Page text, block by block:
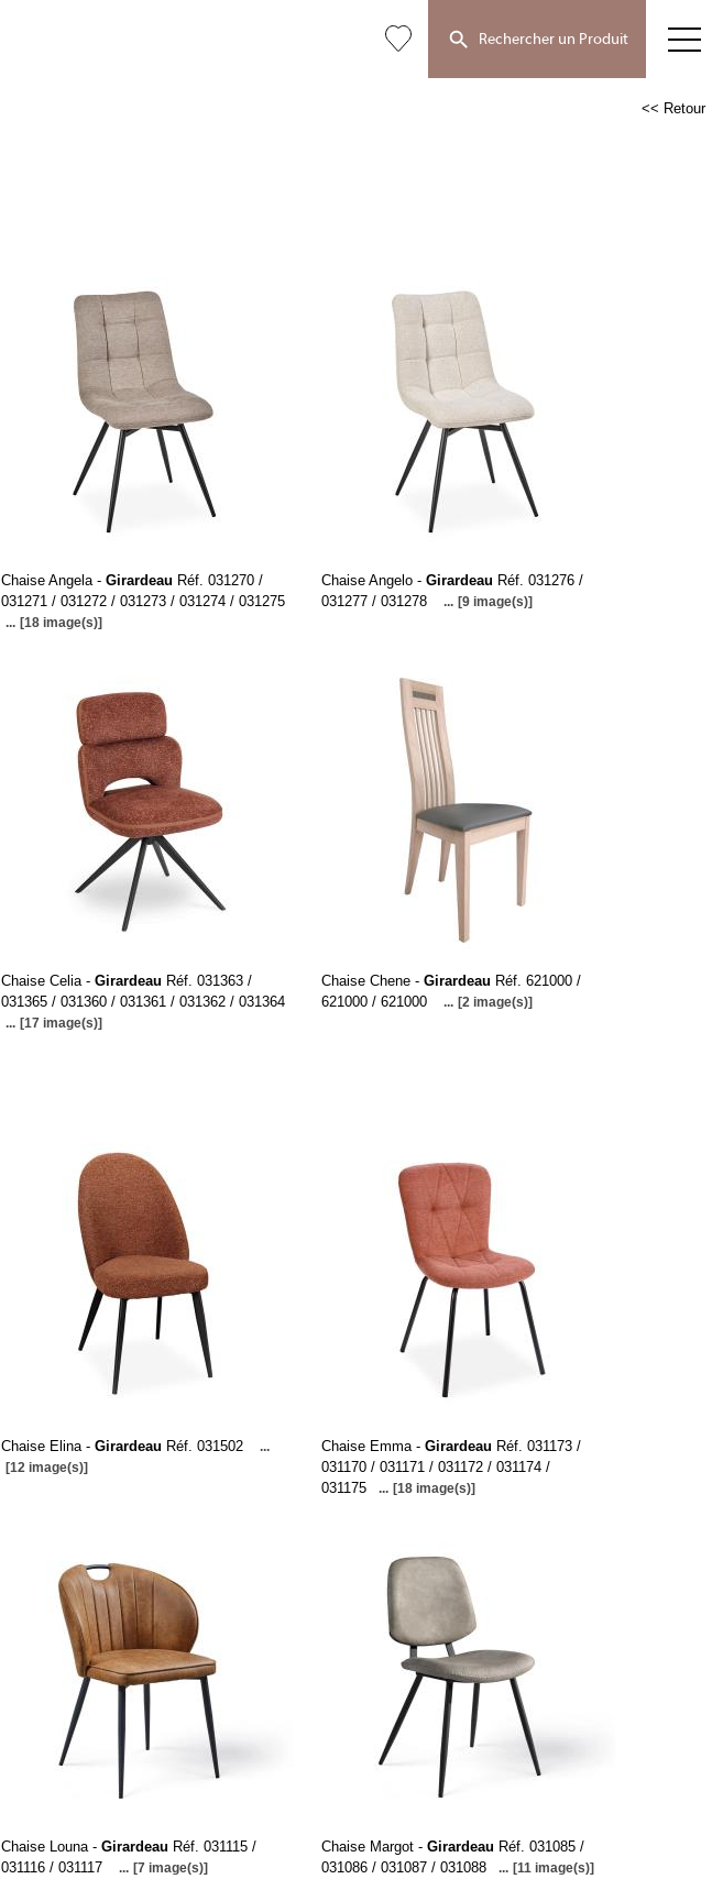
Rechercher un Produit
<< Retour
Chaise Angela - Girardeau Réf. 031270 /
031271 / 031272 / 031273 / 031274 / 031275
... [18 image(s)]
Chaise Angelo - Girardeau Réf. 031276 /
031277 / 031278
... [9 image(s)]
Chaise Celia - Girardeau Réf. 031363 /
031365 / 031360 / 031361 / 031362 / 031364
... [17 image(s)]
Chaise Chene - Girardeau Réf. 621000 /
621000 / 621000
... [2 image(s)]
Chaise Elina - Girardeau Réf. 031502
...
[12 image(s)]
Chaise Emma - Girardeau Réf. 031173 /
031170 / 031171 / 031172 / 031174 /
031175
... [18 image(s)]
Chaise Louna - Girardeau Réf. 031115 /
031116 / 031117
... [7 image(s)]
Chaise Margot - Girardeau Réf. 031085 /
031086 / 031087 / 031088
... [11 image(s)]